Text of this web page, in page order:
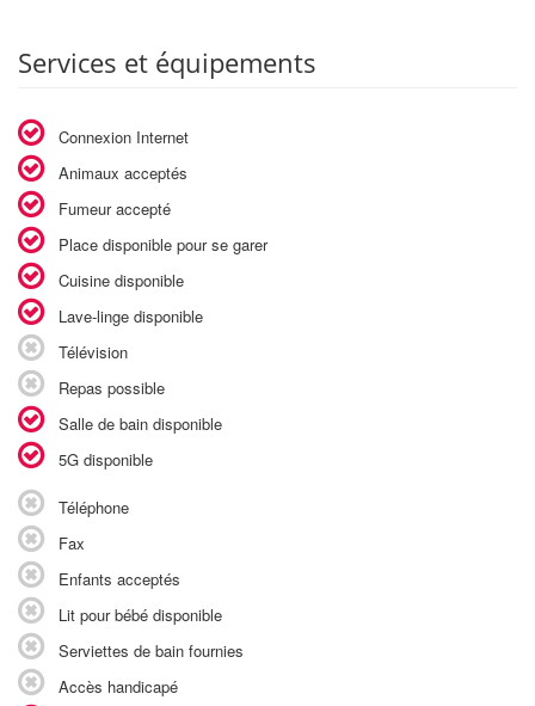
Services et équipements
Connexion Internet
Animaux acceptés
Fumeur accepté
Place disponible pour se garer
Cuisine disponible
Lave-linge disponible
Télévision
Repas possible
Salle de bain disponible
5G disponible
Téléphone
Fax
Enfants acceptés
Lit pour bébé disponible
Serviettes de bain fournies
Accès handicapé